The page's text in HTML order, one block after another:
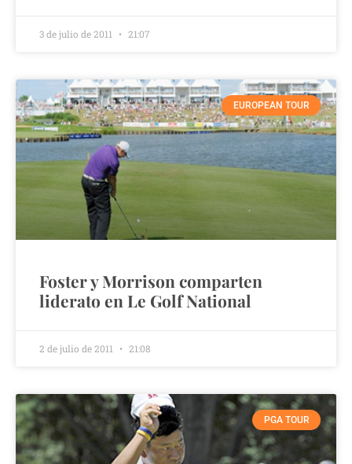
3 de julio de 2011 21:07
EUROPEAN TOUR
Foster y Morrison comparten
liderato en Le Golf National
2 de julio de 2011 21:08
PGA TOUR